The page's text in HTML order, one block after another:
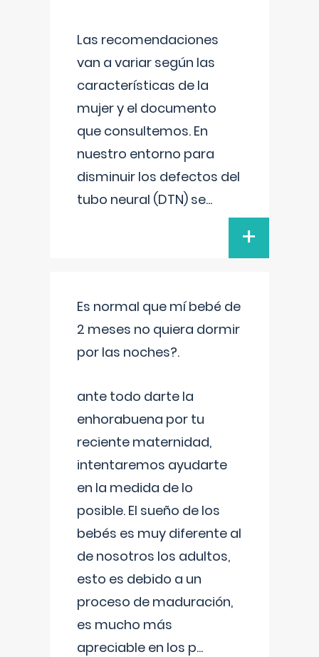
Las recomendaciones
van a variar según las
características de la
mujer y el documento
que consultemos. En
nuestro entorno para
disminuir los defectos del
tubo neural (DTN) se...
+
Es normal que mí bebé de
2 meses no quiera dormir
por las noches?.
ante todo darte la
enhorabuena por tu
reciente maternidad,
intentaremos ayudarte
en la medida de lo
posible. El sueño de los
bebés es muy diferente al
de nosotros los adultos,
esto es debido a un
proceso de maduración,
es mucho más
apreciable en los p...